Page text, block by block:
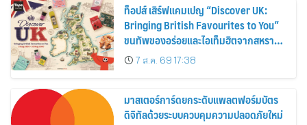
ท็อปส์ เสิร์ฟแคมเปญ “Discover UK:
Bringing British Favourites to You”
ขนทัพของอร่อยและไอเท็มฮิตจากสหราช
อาณาจักร ส่งตรงถึงมือตั้งแต่วันนี้ – 18
สิงหาคมนี้
7 ส.ค. 69 17:38
มาสเตอร์การ์ดยกระดับแพลตฟอร์มบัตร
ดิจิทัลด้วยระบบควบคุมความปลอดภัยใหม่